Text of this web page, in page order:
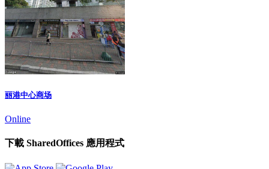
丽港中心商场
Online
下載 SharedOffices 應用程式